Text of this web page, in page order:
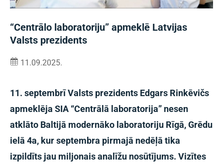
“Centrālo laboratoriju” apmeklē Latvijas
Valsts prezidents
11.09.2025.
11. septembrī Valsts prezidents Edgars Rinkēvičs
apmeklēja SIA “Centrālā laboratorija” nesen
atklāto Baltijā modernāko laboratoriju Rīgā, Grēdu
ielā 4a, kur septembra pirmajā nedēļā tika
izpildīts jau miljonais analīžu nosūtījums. Vizītes